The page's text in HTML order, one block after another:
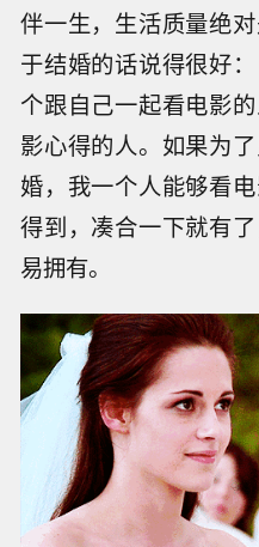
伴一生，生活质量绝
于结婚的话说得很好
个跟自己一起看电影
影心得的人。如果为
婚，我一个人能够看
得到，凑合一下就有
易拥有。